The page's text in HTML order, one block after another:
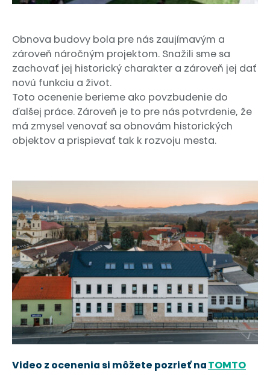
Zákazníci
Služby
Vzdelávanie
Reklamácie
Kontakt
SK EN
Obnova budovy bola pre nás zaujímavým a
zároveň náročným projektom. Snažili sme sa
zachovať jej historický charakter a zároveň jej dať
novú funkciu a život.
Toto ocenenie berieme ako povzbudenie do
ďalšej práce. Zároveň je to pre nás potvrdenie, že
má zmysel venovať sa obnovám historických
objektov a prispievať tak k rozvoju mesta.
Video z ocenenia si môžete pozrieť na TOMTO